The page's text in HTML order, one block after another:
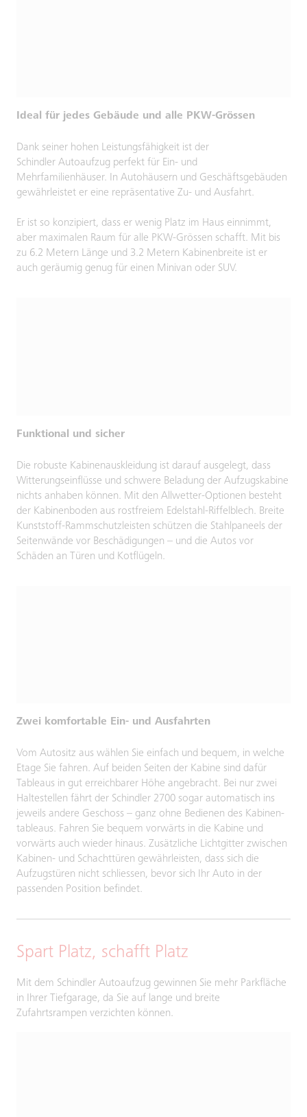
Ideal für jedes Gebäude und alle PKW-Grössen
Dank seiner hohen Leistungsfähigkeit ist der
Schindler Autoaufzug perfekt für Ein- und
Mehrfamilienhäuser. In Autohäusern und Geschäftsgebäuden
gewährleistet er eine repräsentative Zu- und Ausfahrt.
Er ist so konzipiert, dass er wenig Platz im Haus einnimmt,
aber maximalen Raum für alle PKW-Grössen schafft. Mit bis
zu 6.2 Metern Länge und 3.2 Metern Kabinenbreite ist er
auch geräumig genug für einen Minivan oder SUV.
Funktional und sicher
Die robuste Kabinenauskleidung ist darauf ausgelegt, dass
Witterungseinflüsse und schwere Beladung der Aufzugskabine
nichts anhaben können. Mit den Allwetter-Optionen besteht
der Kabinenboden aus rostfreiem Edelstahl-Riffelblech. Breite
Kunststoff-Rammschutzleisten schützen die Stahlpaneels der
Seitenwände vor Beschädigungen – und die Autos vor
Schäden an Türen und Kotflügeln.
Zwei komfortable Ein- und Ausfahrten
Vom Autositz aus wählen Sie einfach und bequem, in welche
Etage Sie fahren. Auf beiden Seiten der Kabine sind dafür
Tableaus in gut erreichbarer Höhe angebracht. Bei nur zwei
Haltestellen fährt der Schindler 2700 sogar automatisch ins
jeweils andere Geschoss – ganz ohne Bedienen des Kabinen-
tableaus. Fahren Sie bequem vorwärts in die Kabine und
vorwärts auch wieder hinaus. Zusätzliche Lichtgitter zwischen
Kabinen- und Schachttüren gewährleisten, dass sich die
Aufzugstüren nicht schliessen, bevor sich Ihr Auto in der
passenden Position befindet.
Spart Platz, schafft Platz
Mit dem Schindler Autoaufzug gewinnen Sie mehr Parkfläche
in Ihrer Tiefgarage, da Sie auf lange und breite
Zufahrtsrampen verzichten können.